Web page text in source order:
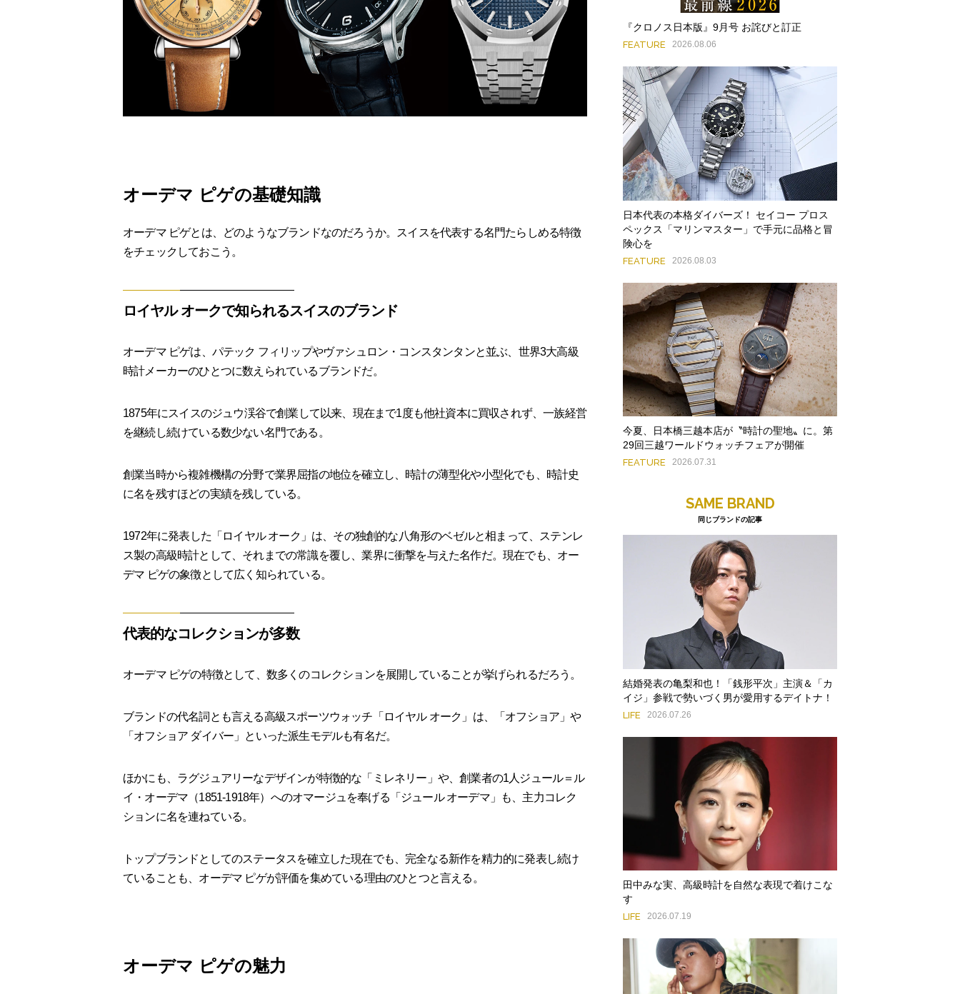
オーデマ ピゲの基礎知識
オーデマ ピゲとは、どのようなブランドなのだろうか。スイスを代表する名門たらしめる特徴
をチェックしておこう。
ロイヤル オークで知られるスイスのブランド
オーデマ ピゲは、パテック フィリップやヴァシュロン・コンスタンタンと並ぶ、世界3大高級
時計メーカーのひとつに数えられているブランドだ。
1875年にスイスのジュウ渓谷で創業して以来、現在まで1度も他社資本に買収されず、一族経営
を継続し続けている数少ない名門である。
創業当時から複雑機構の分野で業界屈指の地位を確立し、時計の薄型化や小型化でも、時計史
に名を残すほどの実績を残している。
1972年に発表した「ロイヤル オーク」は、その独創的な八角形のベゼルと相まって、ステンレ
ス製の高級時計として、それまでの常識を覆し、業界に衝撃を与えた名作だ。現在でも、オー
デマ ピゲの象徴として広く知られている。
代表的なコレクションが多数
オーデマ ピゲの特徴として、数多くのコレクションを展開していることが挙げられるだろう。
ブランドの代名詞とも言える高級スポーツウォッチ「ロイヤル オーク」は、「オフショア」や
「オフショア ダイバー」といった派生モデルも有名だ。
ほかにも、ラグジュアリーなデザインが特徴的な「ミレネリー」や、創業者の1人ジュール＝ル
イ・オーデマ（1851-1918年）へのオマージュを奉げる「ジュール オーデマ」も、主力コレク
ションに名を連ねている。
トップブランドとしてのステータスを確立した現在でも、完全なる新作を精力的に発表し続け
ていることも、オーデマ ピゲが評価を集めている理由のひとつと言える。
オーデマ ピゲの魅力
『クロノス日本版』9月号 お詫びと訂正
FEATURE 2026.08.06
日本代表の本格ダイバーズ！ セイコー プロス
ペックス「マリンマスター」で手元に品格と冒
険心を
FEATURE 2026.08.03
今夏、日本橋三越本店が〝時計の聖地〟に。第
29回三越ワールドウォッチフェアが開催
FEATURE 2026.07.31
SAME BRAND
同じブランドの記事
結婚発表の亀梨和也！「銭形平次」主演＆「カ
イジ」参戦で勢いづく男が愛用するデイトナ！
LIFE 2026.07.26
田中みな実、高級時計を自然な表現で着けこな
す
LIFE 2026.07.19